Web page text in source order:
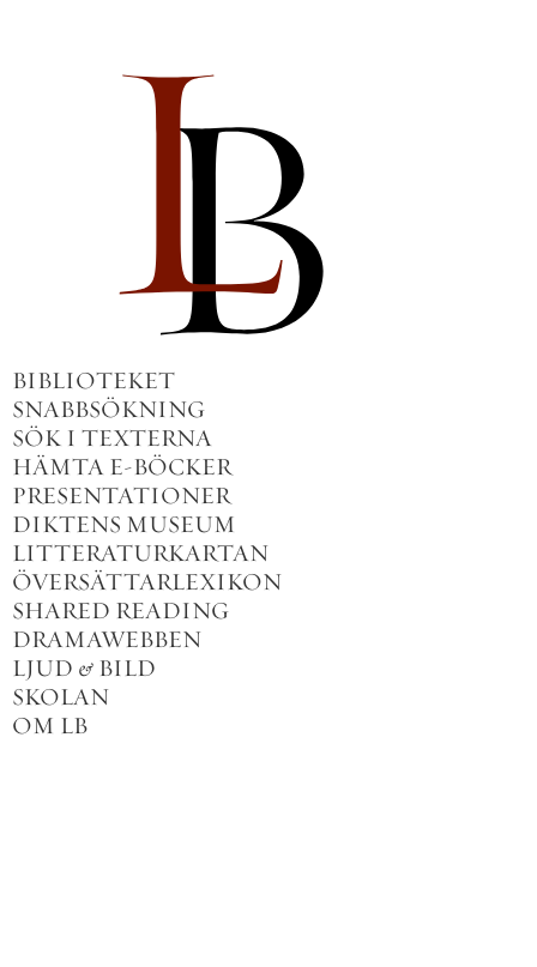
BIBLIOTEKET
SNABBSÖKNING
SÖK I TEXTERNA
HÄMTA E-BÖCKER
PRESENTATIONER
DIKTENS MUSEUM
LITTERATURKARTAN
ÖVERSÄTTARLEXIKON
SHARED READING
DRAMAWEBBEN
LJUD & BILD
SKOLAN
OM LB